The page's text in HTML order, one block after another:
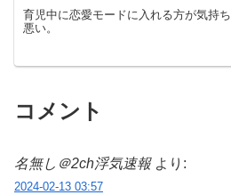
育児中に恋愛モードに入れる方が気持ち
悪い。
コメント
名無し＠2ch浮気速報 より:
2024-02-13 03:57